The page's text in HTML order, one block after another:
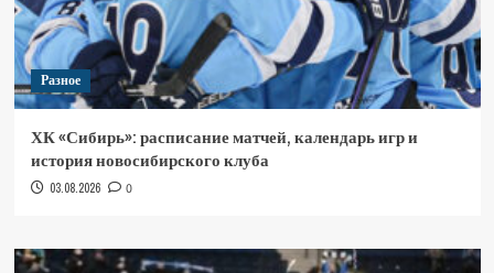
Разное
ХК «Сибирь»: расписание матчей, календарь игр и
история новосибирского клуба
03.08.2026 0